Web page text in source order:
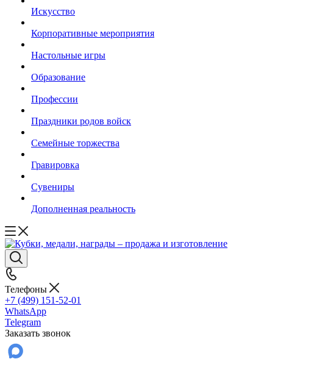
Искусство
Корпоративные мероприятия
Настольные игры
Образование
Профессии
Праздники родов войск
Семейные торжества
Гравировка
Сувениры
Дополненная реальность
Телефоны
+7 (499) 151-52-01
WhatsApp
Telegram
Заказать звонок